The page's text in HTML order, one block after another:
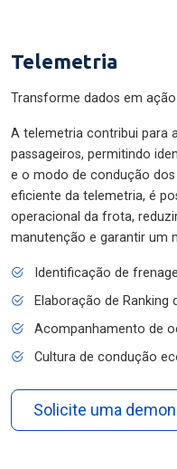
Telemetria
Transforme dados em
A telemetria contribui para
passageiros, permitindo
e o modo de condução
eficiente da telemetria, é
operacional da frota,
manutenção e garantir um
Identificação de
Elaboração de Ranking
Acompanhamento de
Cultura de condução
Solicite uma